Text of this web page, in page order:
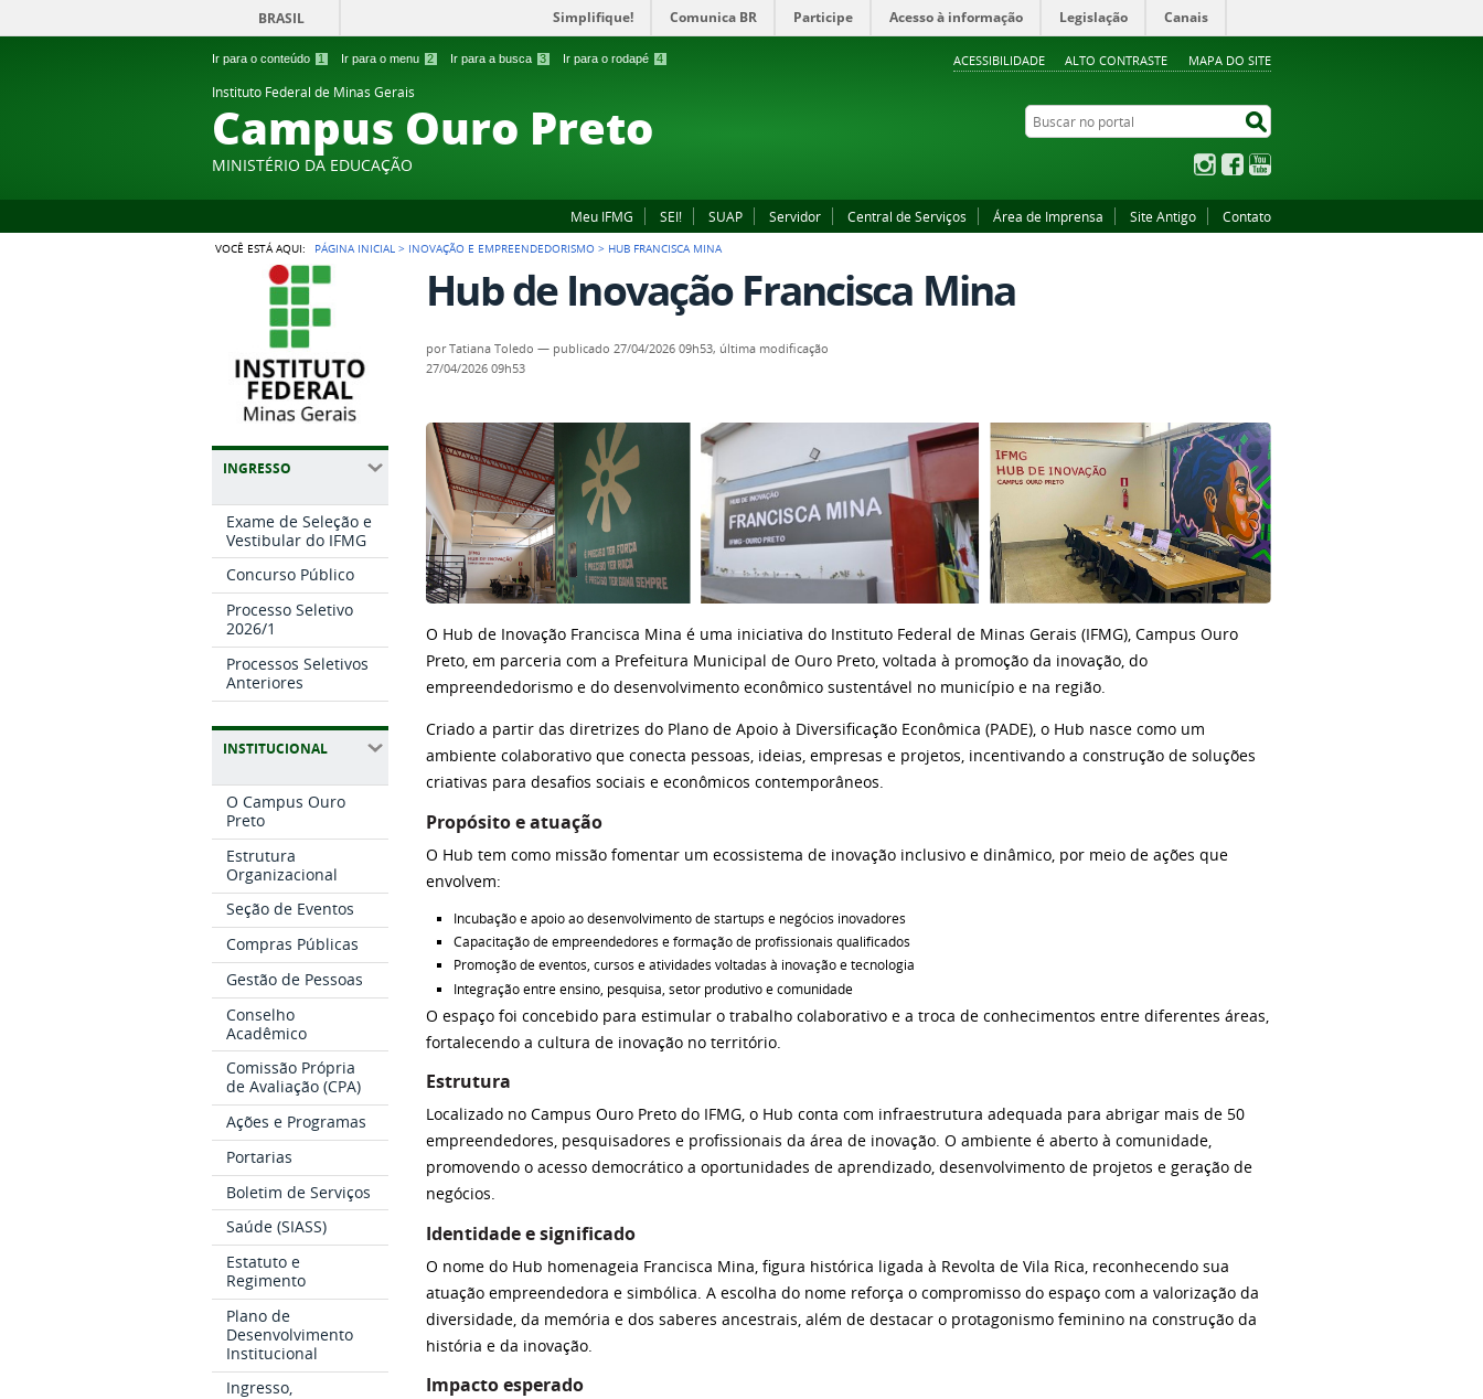
Ir para o conteúdo 1 Ir para o menu 2 Ir para a busca 3 Ir para o rodapé 4 ACESSIBILIDADE ALTO CONTRASTE MAPA DO SITE
BRASIL Simplifique! Comunica BR Participe Acesso à informação Legislação Canais
Instituto Federal de Minas Gerais
Campus Ouro Preto
MINISTÉRIO DA EDUCAÇÃO
Buscar no portal
InstagramFacebook
Meu IFMG SEI! SUAP Servidor Central de Serviços Área de Imprensa Site Antigo Contato
VOCÊ ESTÁ AQUI: PÁGINA INICIAL > INOVAÇÃO E EMPREENDEDORISMO > HUB FRANCISCA MINA
INGRESSO
Exame de Seleção e
Vestibular do IFMG
Concurso Público
Processo Seletivo
2026/1
Processos Seletivos
Anteriores
INSTITUCIONAL
O Campus Ouro
Preto
Estrutura
Organizacional
Seção de Eventos
Compras Públicas
Gestão de Pessoas
Conselho
Acadêmico
Comissão Própria
de Avaliação (CPA)
Ações e Programas
Portarias
Boletim de Serviços
Saúde (SIASS)
Estatuto e
Regimento
Plano de
Desenvolvimento
Institucional
Ingresso,
Hub de Inovação Francisca Mina
porTatiana Toledo — publicado 27/04/2026 09h53, última modificação
27/04/2026 09h53
O Hub de Inovação Francisca Mina é uma iniciativa do Instituto Federal de Minas Gerais (IFMG), Campus Ouro
Preto, em parceria com a Prefeitura Municipal de Ouro Preto, voltada à promoção da inovação, do
empreendedorismo e do desenvolvimento econômico sustentável no município e na região.
Criado a partir das diretrizes do Plano de Apoio à Diversificação Econômica (PADE), o Hub nasce como um
ambiente colaborativo que conecta pessoas, ideias, empresas e projetos, incentivando a construção de soluções
criativas para desafios sociais e econômicos contemporâneos.
Propósito e atuação
O Hub tem como missão fomentar um ecossistema de inovação inclusivo e dinâmico, por meio de ações que
envolvem:
Incubação e apoio ao desenvolvimento de startups e negócios inovadores
Capacitação de empreendedores e formação de profissionais qualificados
Promoção de eventos, cursos e atividades voltadas à inovação e tecnologia
Integração entre ensino, pesquisa, setor produtivo e comunidade
O espaço foi concebido para estimular o trabalho colaborativo e a troca de conhecimentos entre diferentes áreas,
fortalecendo a cultura de inovação no território.
Estrutura
Localizado no Campus Ouro Preto do IFMG, o Hub conta com infraestrutura adequada para abrigar mais de 50
empreendedores, pesquisadores e profissionais da área de inovação. O ambiente é aberto à comunidade,
promovendo o acesso democrático a oportunidades de aprendizado, desenvolvimento de projetos e geração de
negócios.
Identidade e significado
O nome do Hub homenageia Francisca Mina, figura histórica ligada à Revolta de Vila Rica, reconhecendo sua
atuação empreendedora e simbólica. A escolha do nome reforça o compromisso do espaço com a valorização da
diversidade, da memória e dos saberes ancestrais, além de destacar o protagonismo feminino na construção da
história e da inovação.
Impacto esperado